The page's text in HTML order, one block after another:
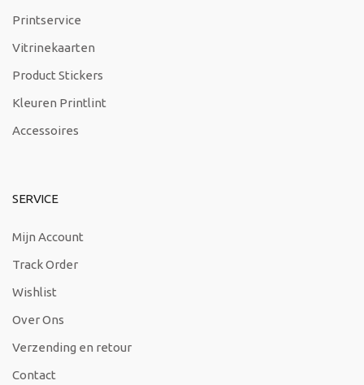
Printservice
Vitrinekaarten
Product Stickers
Kleuren Printlint
Accessoires
SERVICE
Mijn Account
Track Order
Wishlist
Over Ons
Verzending en retour
Contact